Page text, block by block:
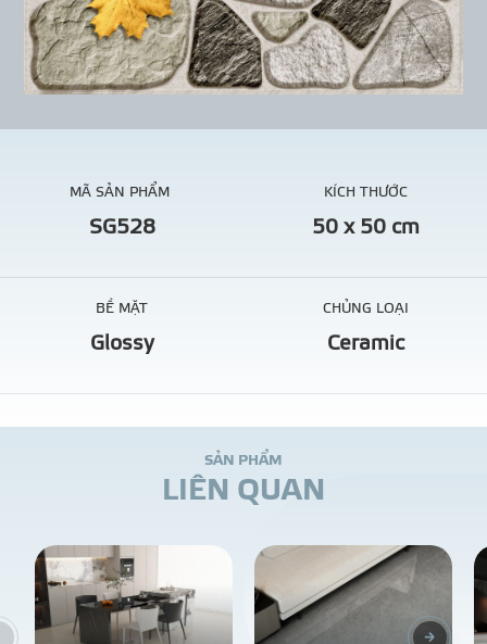
MÃ SẢN PHẨM
SG528
KÍCH THƯỚC
50 x 50 cm
BỀ MẶT
Glossy
CHỦNG LOẠI
Ceramic
SẢN PHẨM
LIÊN QUAN